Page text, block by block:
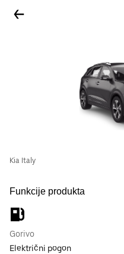
Kia Italy
Funkcije produkta
Gorivo
Električni pogon